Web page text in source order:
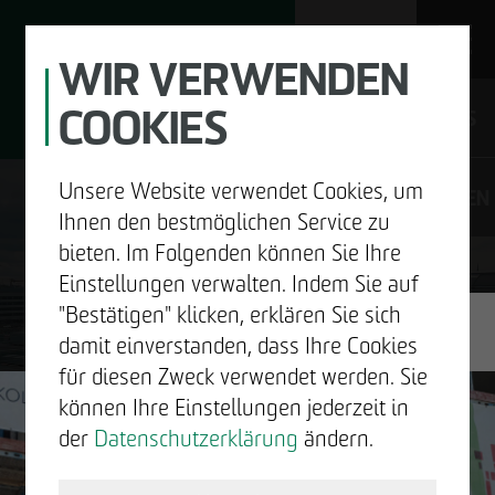
UNTERNEHMEN
ENTWICKELN
BAUEN
DE
GUTE
NACHRICHTEN.
WIR VERWENDEN
COOKIES
Unsere Website verwendet Cookies, um
Ihnen den bestmöglichen Service zu
bieten. Im Folgenden können Sie Ihre
Einstellungen verwalten. Indem Sie auf
"Bestätigen" klicken, erklären Sie sich
damit einverstanden, dass Ihre Cookies
für diesen Zweck verwendet werden. Sie
können Ihre Einstellungen jederzeit in
der Datenschutzerklärung ändern.